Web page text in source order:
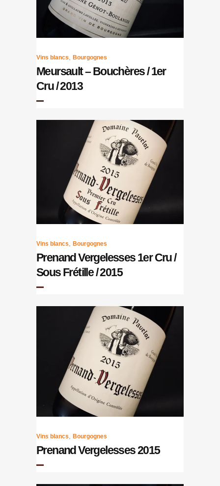
Vins blancs Bourgognes
Meursault – Bouchères / 1er
Cru / 2013
Vins blancs Bourgognes
Prenand Vergelesses 1er Cru /
Sous Frétille / 2015
Vins blancs Bourgognes
Prenand Vergelesses 2015